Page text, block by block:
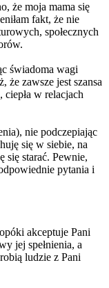
że moja mama się
fakt, że nie
społecznych
świadoma wagi
że zawsze jest szansa
ciepła w relacjach
nie podczepiając
się w siebie, na
się starać. Pewnie,
pytania i
akceptuje Pani
jej spełnienia, a
ludzie z Pani